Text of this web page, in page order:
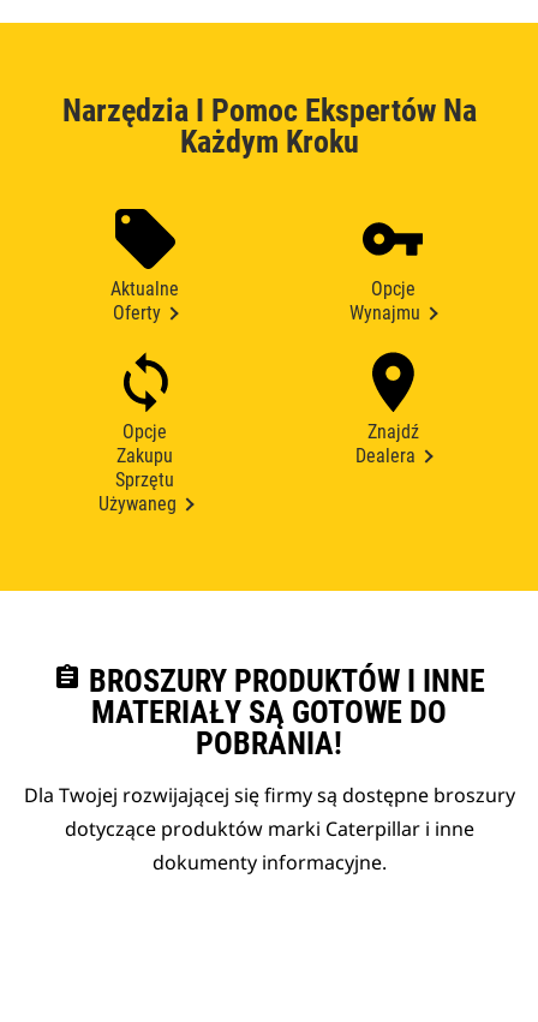
Narzędzia I Pomoc Ekspertów Na
Każdym Kroku
Aktualne
Oferty
Opcje
Wynajmu
Opcje
Zakupu
Sprzętu
Używaneg
Znajdź
Dealera
assignment BROSZURY PRODUKTÓW I INNE
MATERIAŁY SĄ GOTOWE DO
POBRANIA!
Dla Twojej rozwijającej się firmy są dostępne broszury
dotyczące produktów marki Caterpillar i inne
dokumenty informacyjne.